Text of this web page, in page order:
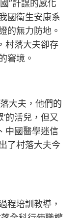
”計謀的感化
國衛生安康系
的無力防地。
村落大夫卻存
窘境。
大夫，他們的
的活兒，但又
中國醫學迷信
了村落大夫今
培訓教導，